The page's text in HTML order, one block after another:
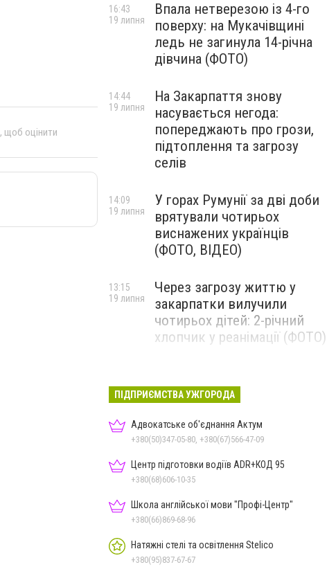
, щоб оцінити
Впала нетверезою із 4-го
поверху: на Мукачівщині
ледь не загинула 14-річна
дівчина (ФОТО)
16:43
19 липня
На Закарпаття знову
насувається негода:
попереджають про грози,
підтоплення та загрозу
селів
14:44
19 липня
У горах Румунії за дві доби
врятували чотирьох
виснажених українців
(ФОТО, ВІДЕО)
14:09
19 липня
Через загрозу життю у
закарпатки вилучили
чотирьох дітей: 2-річний
хлопчик у реанімації (ФОТО)
13:15
19 липня
полеглим захисником
Артемом Ромчаком
19 липня
ПІДПРИЄМСТВА УЖГОРОДА
Адвокатське об'єднання Актум
+380(50)347-05-80, +380(67)566-47-09
Центр підготовки водіїв ADR+КОД 95
+380(68)606-10-35
Школа англійської мови "Профі-Центр"
+380(66)869-68-96
Натяжні стелі та освітлення Stelico
+380(95)837-67-67